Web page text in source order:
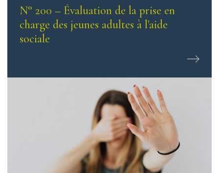
N° 200 – Évaluation de la prise en
charge des jeunes adultes à l’aide
sociale